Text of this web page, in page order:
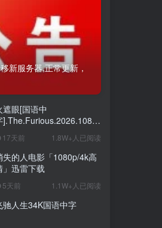
新服务器,正常更新，
遮眼[国语中
].The.Furious.2026.1080p+2160p
17天前 1.8W+人已阅读
失的人电影「1080p/4k高
」迅雷下载
5天前 1.1W+人已阅读
驰人生34K国语中字